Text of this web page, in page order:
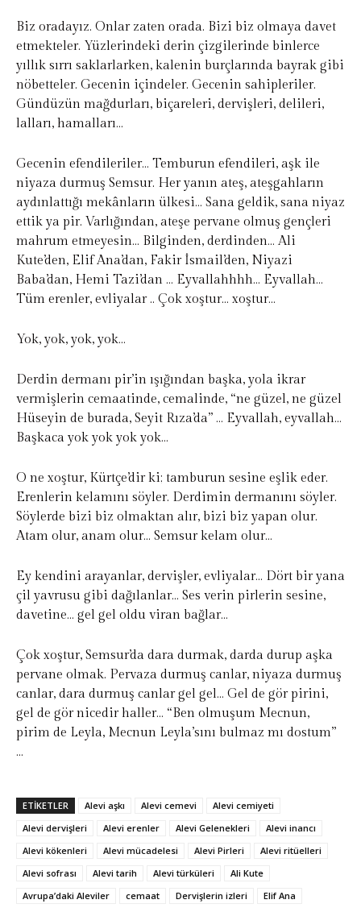
Biz oradayız. Onlar zaten orada. Bizi biz olmaya davet
etmekteler. Yüzlerindeki derin çizgilerinde binlerce
yıllık sırrı saklarlarken, kalenin burçlarında bayrak gibi
nöbetteler. Gecenin içindeler. Gecenin sahipleriler.
Gündüzün mağdurları, biçareleri, dervişleri, delileri,
lalları, hamalları…
Gecenin efendileriler… Temburun efendileri, aşk ile
niyaza durmuş Semsur. Her yanın ateş, ateşgahların
aydınlattığı mekânların ülkesi… Sana geldik, sana niyaz
ettik ya pir. Varlığından, ateşe pervane olmuş gençleri
mahrum etmeyesin… Bilginden, derdinden… Ali
Kute’den, Elif Ana’dan, Fakir İsmail’den, Niyazi
Baba’dan, Hemi Tazi’dan … Eyvallahhhh… Eyvallah…
Tüm erenler, evliyalar .. Çok xoştur… xoştur…
Yok, yok, yok, yok…
Derdin dermanı pir’in ışığından başka, yola ikrar
vermişlerin cemaatinde, cemalinde, “ne güzel, ne güzel
Hüseyin de burada, Seyit Rıza’da” … Eyvallah, eyvallah…
Başkaca yok yok yok yok…
O ne xoştur, Kürtçe’dir ki; tamburun sesine eşlik eder.
Erenlerin kelamını söyler. Derdimin dermanını söyler.
Söylerde bizi biz olmaktan alır, bizi biz yapan olur.
Atam olur, anam olur… Semsur kelam olur…
Ey kendini arayanlar, dervişler, evliyalar… Dört bir yana
çil yavrusu gibi dağılanlar… Ses verin pirlerin sesine,
davetine… gel gel oldu viran bağlar…
Çok xoştur, Semsur’da dara durmak, darda durup aşka
pervane olmak. Pervaza durmuş canlar, niyaza durmuş
canlar, dara durmuş canlar gel gel… Gel de gör pirini,
gel de gör nicedir haller… “Ben olmuşum Mecnun,
pirim de Leyla, Mecnun Leyla’sını bulmaz mı dostum”
…
ETIKETLER Alevi aşkı Alevi cemevi
Alevi cemiyeti
Alevi dervişleri
Alevi erenler Alevi Gelenekleri
Alevi inancı
Alevi kökenleri
Alevi mücadelesi Alevi Pirleri
Alevi ritüelleri
Alevi sofrası
Alevi tarih Alevi türküleri
Ali Kute
Avrupa’daki Aleviler
cemaat Dervişlerin izleri
Elif Ana